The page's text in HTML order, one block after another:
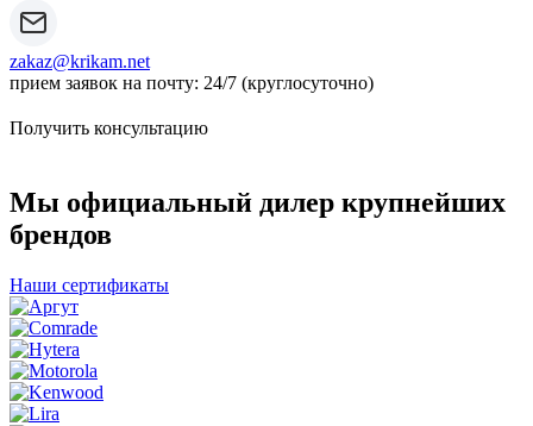
zakaz@krikam.net
прием заявок на почту: 24/7 (круглосуточно)
Получить консультацию
Мы официальный дилер крупнейших
брендов
Наши сертификаты